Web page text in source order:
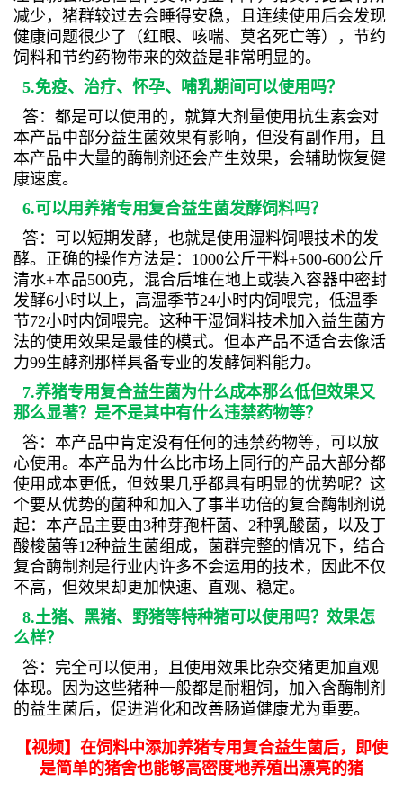
减少，猪群较过去会睡得安稳，且连续使用后会发现
健康问题很少了（红眼、咳喘、莫名死亡等），节约
饲料和节约药物带来的效益是非常明显的。
5.免疫、治疗、怀孕、哺乳期间可以使用吗？
答：都是可以使用的，就算大剂量使用抗生素会对
本产品中部分益生菌效果有影响，但没有副作用，且
本产品中大量的酶制剂还会产生效果，会辅助恢复健
康速度。
6.可以用养猪专用复合益生菌发酵饲料吗？
答：可以短期发酵，也就是使用湿料饲喂技术的发
酵。正确的操作方法是：1000公斤干料+500-600公斤
清水+本品500克，混合后堆在地上或装入容器中密封
发酵6小时以上，高温季节24小时内饲喂完，低温季
节72小时内饲喂完。这种干湿饲料技术加入益生菌方
法的使用效果是最佳的模式。但本产品不适合去像活
力99生酵剂那样具备专业的发酵饲料能力。
7.养猪专用复合益生菌为什么成本那么低但效果又
那么显著？是不是其中有什么违禁药物等？
答：本产品中肯定没有任何的违禁药物等，可以放
心使用。本产品为什么比市场上同行的产品大部分都
使用成本更低，但效果几乎都具有明显的优势呢？这
个要从优势的菌种和加入了事半功倍的复合酶制剂说
起：本产品主要由3种芽孢杆菌、2种乳酸菌，以及丁
酸梭菌等12种益生菌组成，菌群完整的情况下，结合
复合酶制剂是行业内许多不会运用的技术，因此不仅
不高，但效果却更加快速、直观、稳定。
8.土猪、黑猪、野猪等特种猪可以使用吗？效果怎
么样？
答：完全可以使用，且使用效果比杂交猪更加直观
体现。因为这些猪种一般都是耐粗饲，加入含酶制剂
的益生菌后，促进消化和改善肠道健康尤为重要。
【视频】在饲料中添加养猪专用复合益生菌后，即使
是简单的猪舍也能够高密度地养殖出漂亮的猪